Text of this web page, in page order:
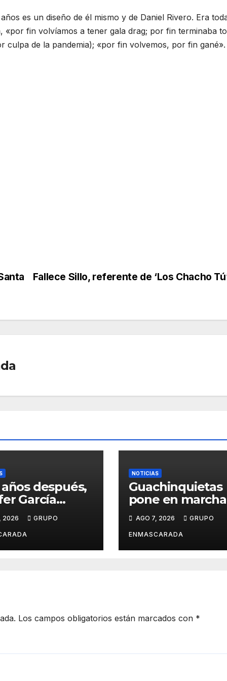
es un diseño de él mismo y de Daniel Rivero. Era
«por fin volvíamos a tener gala drag; por fin terminaba
culpa de la pandemia); «por fin volvemos, por fin gané».
Fallece Sillo, referente de ‘Los Chacho
después,
García
su sueño
en el
de
de
2026 GRUPO
NOTICIAS
Guachinquietas
pone en
creación de su
repertorio para el
Carnaval 2027
AGO 7, 2026 GRUPO
ENMASCARADA
Los campos obligatorios están marcados con *